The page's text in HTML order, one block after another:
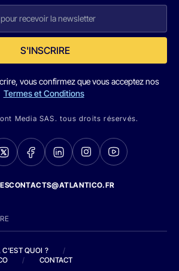
S'INSCRIRE
vous confirmez que vous acceptez nos
Termes et Conditions
Media SAS. tous droits réservés.
C'EST QUOI ?
/
/ CONTACT